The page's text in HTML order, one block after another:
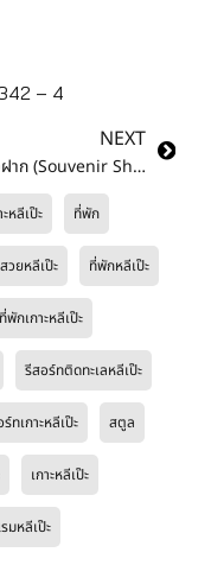
– 4
NEXT
ร้านของฝาก (Souvenir Shop)
หลีเป๊ะ ที่พัก
วยหลีเป๊ะ ที่พักหลีเป๊ะ
ที่พักเกาะหลีเป๊ะ
รีสอร์ทติดทะเลหลีเป๊ะ
ทเกาะหลีเป๊ะ สตูล
เกาะหลีเป๊ะ
มหลีเป๊ะ